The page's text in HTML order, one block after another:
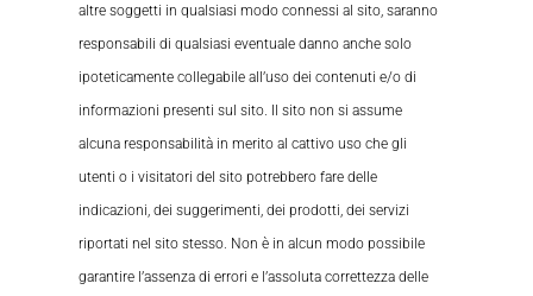
altre soggetti in qualsiasi modo connessi al sito, saranno
responsabili di qualsiasi eventuale danno anche solo
ipoteticamente collegabile all’uso dei contenuti e/o di
informazioni presenti sul sito. Il sito non si assume
alcuna responsabilità in merito al cattivo uso che gli
utenti o i visitatori del sito potrebbero fare delle
indicazioni, dei suggerimenti, dei prodotti, dei servizi
riportati nel sito stesso. Non è in alcun modo possibile
garantire l’assenza di errori e l’assoluta correttezza delle